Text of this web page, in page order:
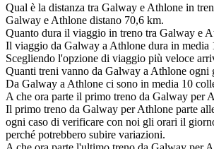
Qual è la distanza tra Galway e Athlone in
Galway e Athlone distano 70,6 km.
Quanto dura il viaggio in treno tra Galway e
Il viaggio da Galway a Athlone dura in media
Scegliendo l'opzione di viaggio più veloce
Quanti treni vanno da Galway a Athlone ogni
Da Galway a Athlone ci sono in media 10
A che ora parte il primo treno da Galway per
Il primo treno da Galway per Athlone parte
ogni caso di verificare con noi gli orari il
perché potrebbero subire variazioni.